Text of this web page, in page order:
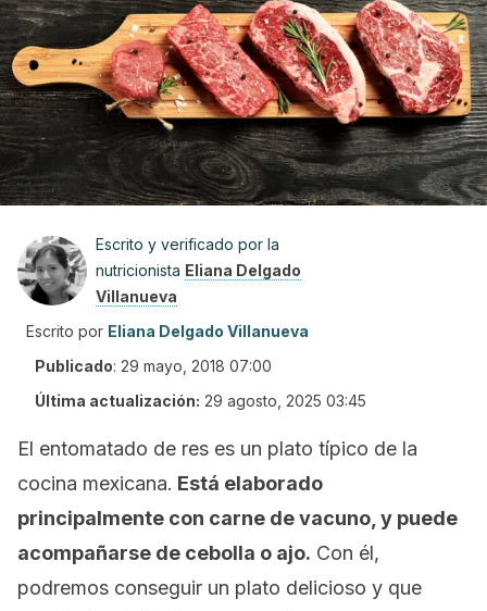
Escrito y verificado por la
nutricionista Eliana Delgado
Villanueva
Escrito por Eliana Delgado Villanueva
Publicado: 29 mayo, 2018 07:00
Última actualización: 29 agosto, 2025 03:45
El entomatado de res es un plato típico de la
cocina mexicana. Está elaborado
principalmente con carne de vacuno, y puede
acompañarse de cebolla o ajo. Con él,
podremos conseguir un plato delicioso y que